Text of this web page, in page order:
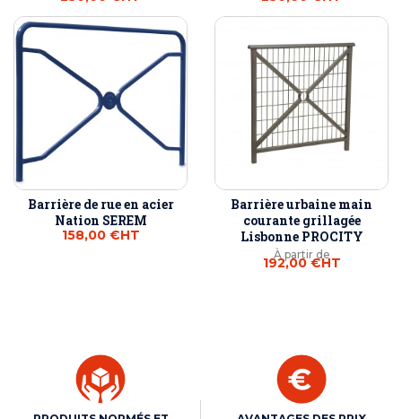
Barrière de rue en acier
Nation SEREM
158,00 €HT
Barrière urbaine main
courante grillagée
Lisbonne PROCITY
À partir de
192,00 €HT